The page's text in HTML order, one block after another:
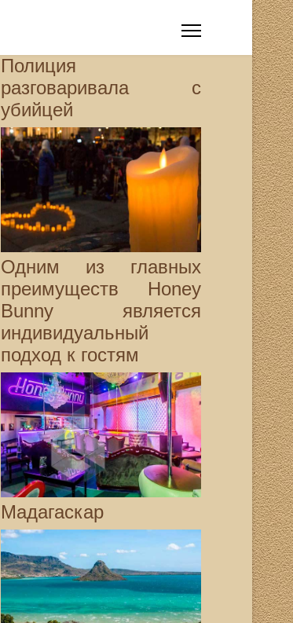
Полиция
разговаривала с
убийцей
Одним из главных
преимуществ Honey
Bunny является
индивидуальный
подход к гостям
Мадагаскар